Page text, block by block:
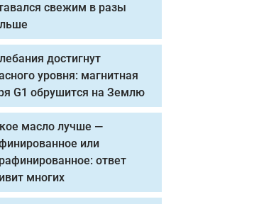
свежим в разы
достигнут
уровня: магнитная
G1 обрушится на Землю
масло лучше —
или
ответ
многих